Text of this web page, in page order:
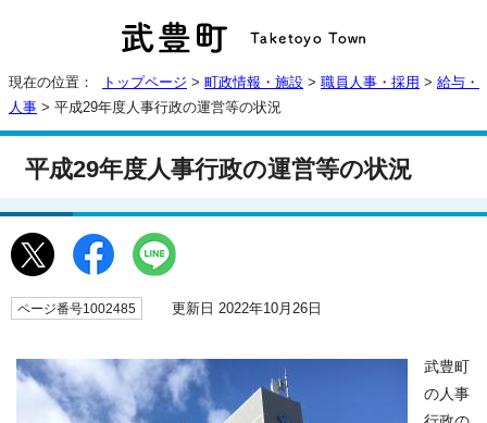
現在の位置： トップページ > 町政情報・施設 > 職員人事・採用 > 給与・
人事 > 平成29年度人事行政の運営等の状況
平成29年度人事行政の運営等の状況
ページ番号1002485 更新日 2022年10月26日
武豊町
の人事